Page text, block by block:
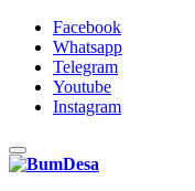
Facebook
Whatsapp
Telegram
Youtube
Instagram
Toggle
navigation